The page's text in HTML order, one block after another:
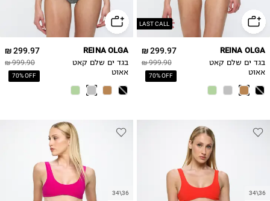
LAST CALL
299.97 ₪
999.90 ₪
70% OFF
REINA OLGA
בגד ים שלם קאט
אאוט
299.97 ₪
999.90 ₪
70% OFF
REINA OLGA
בגד ים שלם קאט
אאוט
34\36
34\36